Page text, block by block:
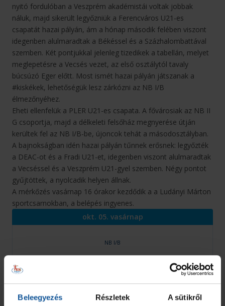
Beleegyezés Részletek A sütikről
nyitó fordulóban a Veszprém akadémistái voltak jobbak
náluk, majd sikerült legyőzniük a Ferencváros U21-es
csapatát hazai pályán, ám a hónap második felében viszont
idegenben alulmaradtak a Békéssel és a Százhalombattával
szemben. Két pontjukkal jelenleg tizedikek a tabellán, melyet
meglepetésre a Vecsés vezet, az első osztálytól tavaly
búcsúzó Eger előtt. Most ismét hazai pályán játszanak a
#kiskékek, lehetőségük lesz zárkózni az NB I/B
élmezőnyéhez.
Eheti ellenfelük a PLER U21-es csapata. A fővárosiak az NB II
G csoportja, majd a délkeleti felsőház megnyerése útján
kerültek fel az NB I/B-be, újoncok tehát a másodosztályban.
A bajnokságban idén hazai pályán tűnnek erősnek: legyőzték
a DEAC-ot és a Fradi U21-et, idegenben viszont alulmaradtak
a Vecséssel és a Veszprém U21-gyel szemben. Négy pontot
gyűjtöttek, a nyolcadik helyen állnak.
A mérkőzés vasárnap 16 órakor kezdődik a a Ludányi Márton
sportcsarnokban, a belépés ingyenes.
okt. 05. vasárnap
NB I/B
OTP Bank - PICK Szeged U21VS PLER-Budapest U21